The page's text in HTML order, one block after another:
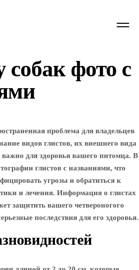
собак фото с
проблема для владельцев
видов глистов, их внешнего вида
для здоровья вашего питомца. В
глистов с названиями, что
угрозы и обратиться к
и лечения. Информация о глистах
защитить вашего четвероногого
последствия для его здоровья.